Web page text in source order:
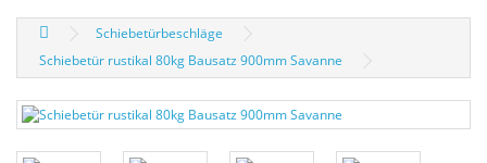
Schiebetürbeschläge
Schiebetür rustikal 80kg Bausatz 900mm Savanne